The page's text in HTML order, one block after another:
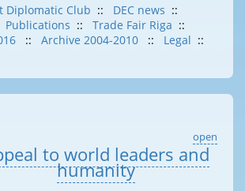
Diplomatic Club :: DEC news ::
Publications :: Trade Fair Riga ::
:: Archive 2004-2010 :: Legal ::
open
to world leaders and
humanity